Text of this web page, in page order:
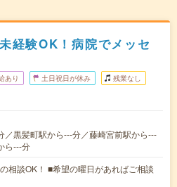
験OK！病院でメッセ
あり 土日祝日が休み 残業なし
／黒髪町駅から---分／藤崎宮前駅から---
ら---分
相談OK！ ■希望の曜日があればご相談